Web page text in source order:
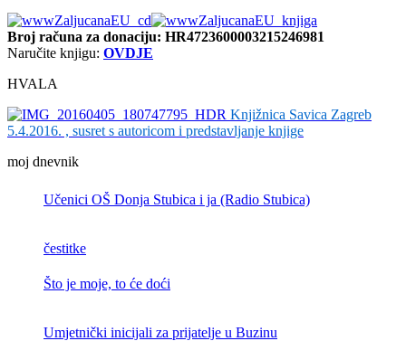
Broj računa za donaciju: HR4723600003215246981
Naručite knjigu: OVDJE
HVALA
Knjižnica Savica Zagreb
5.4.2016. , susret s autoricom i predstavljanje knjige
moj dnevnik
Učenici OŠ Donja Stubica i ja (Radio Stubica)
čestitke
Što je moje, to će doći
Umjetnički inicijali za prijatelje u Buzinu